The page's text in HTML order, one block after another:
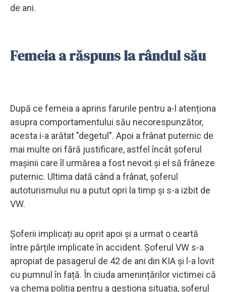
de ani.
Femeia a răspuns la rândul său
După ce femeia a aprins farurile pentru a-l atenționa
asupra comportamentului său necorespunzător,
acesta i-a arătat "degetul". Apoi a frânat puternic de
mai multe ori fără justificare, astfel încât șoferul
mașinii care îl urmărea a fost nevoit și el să frâneze
puternic. Ultima dată când a frânat, șoferul
autoturismului nu a putut opri la timp și s-a izbit de
VW.
Șoferii implicați au oprit apoi și a urmat o ceartă
între părțile implicate în accident. Șoferul VW s-a
apropiat de pasagerul de 42 de ani din KIA și l-a lovit
cu pumnul în față. În ciuda amenințărilor victimei că
va chema poliția pentru a gestiona situația, șoferul